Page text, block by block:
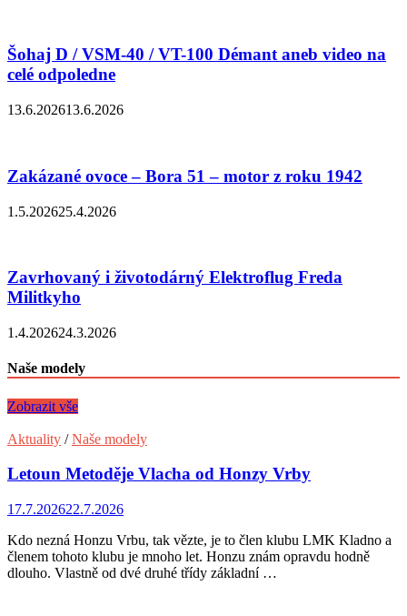
Šohaj D / VSM-40 / VT-100 Démant aneb video na
celé odpoledne
13.6.202613.6.2026
Zakázané ovoce – Bora 51 – motor z roku 1942
1.5.202625.4.2026
Zavrhovaný i životodárný Elektroflug Freda
Militkyho
1.4.202624.3.2026
Naše modely
Zobrazit vše
Aktuality /Naše modely
Letoun Metoděje Vlacha od Honzy Vrby
17.7.202622.7.2026
Kdo nezná Honzu Vrbu, tak vězte, je to člen klubu LMK Kladno a
členem tohoto klubu je mnoho let. Honzu znám opravdu hodně
dlouho. Vlastně od dvé druhé třídy základní …